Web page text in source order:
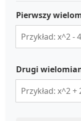
Pierwszy
Drugi